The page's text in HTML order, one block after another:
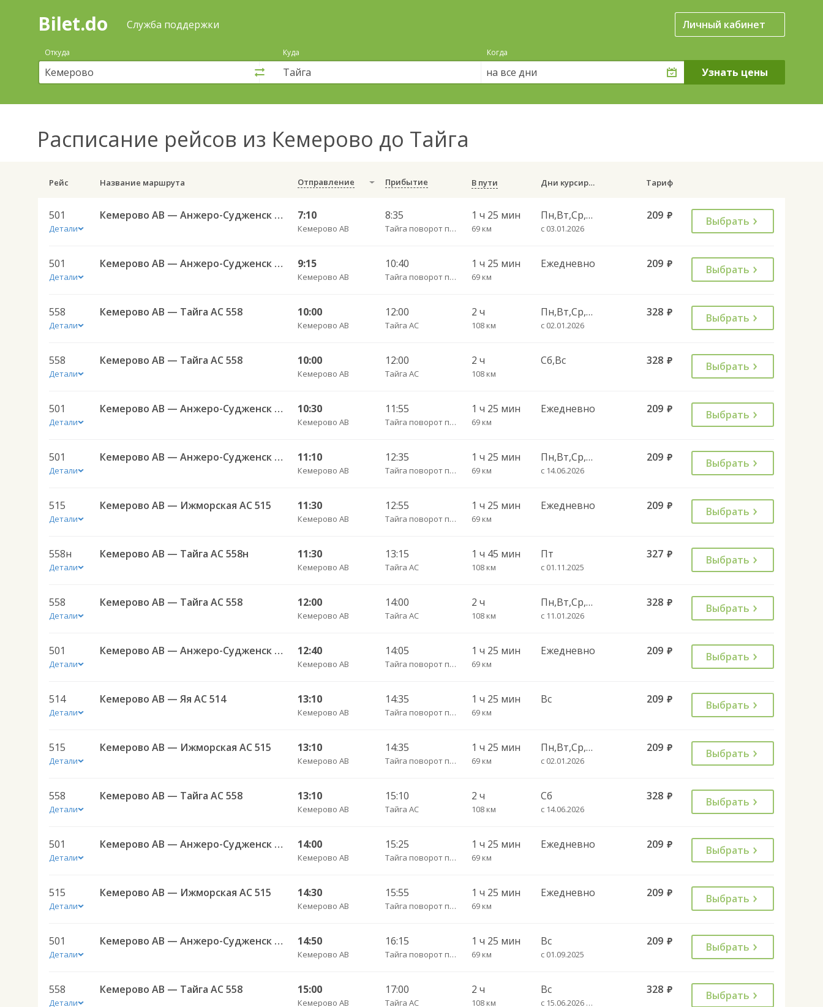
Поиск
покупка
билетов
автобус
онлайн
Bilet.do Служба поддержки Личный кабинет
Откуда Куда Когда
на все дни
Расписание рейсов из Кемерово до Тайга
Рейс Название маршрута Отправление Прибытие В пути Дни курсирования Тариф
501
Детали
Кемерово АВ — Анжеро-Судженск АС 501 7:10
Кемерово АВ
8:35
Тайга поворот пов.
1 ч 25 мин
69 км
Пн,Вт,Ср,Чт,Пт,Сб
с 03.01.2026
209 руб. Выбрать
501
Детали
Кемерово АВ — Анжеро-Судженск АС 501 9:15
Кемерово АВ
10:40
Тайга поворот пов.
1 ч 25 мин
69 км
Ежедневно 209 руб. Выбрать
558
Детали
Кемерово АВ — Тайга АС 558 10:00
Кемерово АВ
12:00
Тайга АС
2 ч
108 км
Пн,Вт,Ср,Чт,Пт
с 02.01.2026
328 руб. Выбрать
558
Детали
Кемерово АВ — Тайга АС 558 10:00
Кемерово АВ
12:00
Тайга АС
2 ч
108 км
Сб,Вс 328 руб. Выбрать
501
Детали
Кемерово АВ — Анжеро-Судженск АС 501 10:30
Кемерово АВ
11:55
Тайга поворот пов.
1 ч 25 мин
69 км
Ежедневно 209 руб. Выбрать
501
Детали
Кемерово АВ — Анжеро-Судженск АС 501 11:10
Кемерово АВ
12:35
Тайга поворот пов.
1 ч 25 мин
69 км
Пн,Вт,Ср,Чт,Пт,Сб
с 14.06.2026
209 руб. Выбрать
515
Детали
Кемерово АВ — Ижморская АС 515 11:30
Кемерово АВ
12:55
Тайга поворот пов.
1 ч 25 мин
69 км
Ежедневно 209 руб. Выбрать
558н
Детали
Кемерово АВ — Тайга АС 558н 11:30
Кемерово АВ
13:15
Тайга АС
1 ч 45 мин
108 км
Пт
с 01.11.2025
327 руб. Выбрать
558
Детали
Кемерово АВ — Тайга АС 558 12:00
Кемерово АВ
14:00
Тайга АС
2 ч
108 км
Пн,Вт,Ср,Чт,Пт
с 11.01.2026
328 руб. Выбрать
501
Детали
Кемерово АВ — Анжеро-Судженск АС 501 12:40
Кемерово АВ
14:05
Тайга поворот пов.
1 ч 25 мин
69 км
Ежедневно 209 руб. Выбрать
514
Детали
Кемерово АВ — Яя АС 514 13:10
Кемерово АВ
14:35
Тайга поворот пов.
1 ч 25 мин
69 км
Вс 209 руб. Выбрать
515
Детали
Кемерово АВ — Ижморская АС 515 13:10
Кемерово АВ
14:35
Тайга поворот пов.
1 ч 25 мин
69 км
Пн,Вт,Ср,Чт,Пт,Сб
с 02.01.2026
209 руб. Выбрать
558
Детали
Кемерово АВ — Тайга АС 558 13:10
Кемерово АВ
15:10
Тайга АС
2 ч
108 км
Сб
с 14.06.2026
328 руб. Выбрать
501
Детали
Кемерово АВ — Анжеро-Судженск АС 501 14:00
Кемерово АВ
15:25
Тайга поворот пов.
1 ч 25 мин
69 км
Ежедневно 209 руб. Выбрать
515
Детали
Кемерово АВ — Ижморская АС 515 14:30
Кемерово АВ
15:55
Тайга поворот пов.
1 ч 25 мин
69 км
Ежедневно 209 руб. Выбрать
501
Детали
Кемерово АВ — Анжеро-Судженск АС 501 14:50
Кемерово АВ
16:15
Тайга поворот пов.
1 ч 25 мин
69 км
Вс
с 01.09.2025
209 руб. Выбрать
558
Детали
Кемерово АВ — Тайга АС 558 15:00
Кемерово АВ
17:00
Тайга АС
2 ч
108 км
Вс
с 15.06.2026 до 30.08.2026
328 руб. Выбрать